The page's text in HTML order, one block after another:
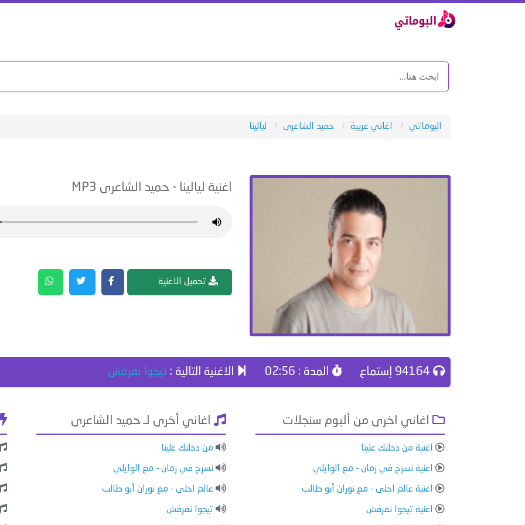
البوماتي اغاني عربية حميد الشاعرى ليالينا
اغنية ليالينا - حميد الشاعرى
تحميل الاغنية
المدة : 02:56 الاغنية التالية : تيجوا نفرفش
اغاني اخرى من ألبوم سنجلات
اغنية من دخلتك علينا
اغنية نسرح في زمان - مع الوايلي
اغنية عالم احلى - مع نوران أبو طالب
اغنية تيجوا نفرفش
اغاني أخرى لـ حميد الشاعرى
من دخلتك علينا
نسرح في زمان - مع الوايلي
عالم احلى - مع نوران أبو طالب
تيجوا نفرفش